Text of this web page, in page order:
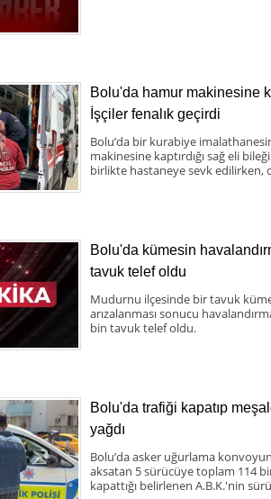
Bolu'da hamur makinesine
İşçiler fenalık geçirdi
Bolu’da bir kurabiye
makinesine kaptırdığı sağ eli
birlikte hastaneye sevk edilirken,
Bolu'da kümesin
tavuk telef oldu
Mudurnu ilçesinde bir tavuk
arızalanması sonucu
bin tavuk telef oldu.
Bolu'da trafiği kapatıp
yağdı
Bolu’da asker uğurlama
aksatan 5 sürücüye toplam 114
kapattığı belirlenen A.B.K.'nin